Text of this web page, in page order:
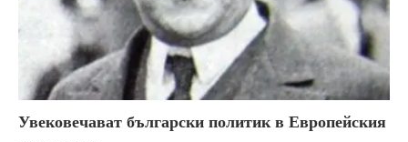
Увековечават български политик в Европейския